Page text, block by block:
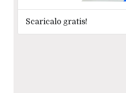
Scaricalo gratis!